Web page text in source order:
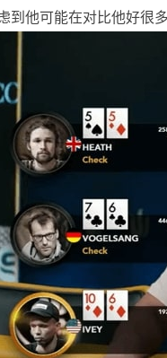
到他可能在对比他好很